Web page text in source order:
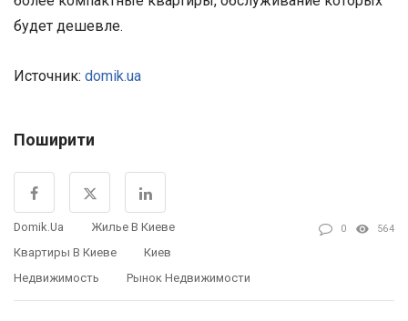
будет дешевле.
Источник: domik.ua
Поширити
Domik.ua
Жилье В Киеве
Квартиры В Киеве
Киев
Недвижимость
Рынок Недвижимости
0 564